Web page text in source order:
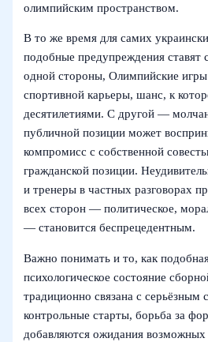
олимпийским пространством.
В то же время для самих
подобные предупреждения
одной стороны, Олимпийские
спортивной карьеры, шанс, к
десятилетиями. С другой —
публичной позиции может
компромисс с собственной
гражданской позиции.
и тренеры в частных разговорах
всех сторон — политическое,
— становится беспрецедентным.
Важно понимать и то, как
психологическое состояние
традиционно связана с серьёзным
контрольные старты, борьба за
добавляются ожидания возможных